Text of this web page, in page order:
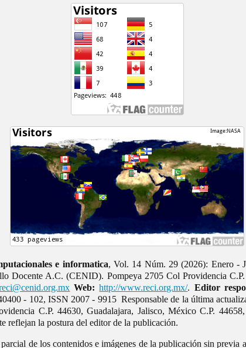
e informatica, Vol. 14 Núm. 29 (2026): Enero -
Docente A.C. (CENID). Pompeya 2705 Col Providencia
Web: http://www.reci.org.mx/. Editor
- 102, ISSN 2007 - 9915 Responsable de la última
C.P. 44630, Guadalajara, Jalisco, México C.P.
reflejan la postura del editor de la publicación.
de los contenidos e imágenes de la publicación sin previa